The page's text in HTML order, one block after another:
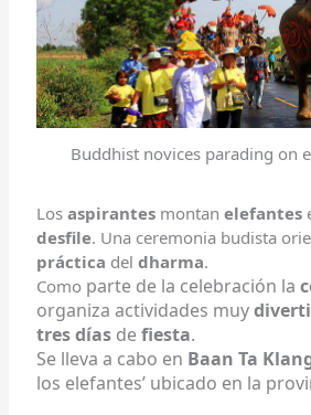
Buddhist novices parading on
Losaspirantes montan elefantes
desfile. Una ceremonia budista
práctica deldharma.
Como parte de la celebración la
organiza actividades muy
tres días defiesta.
Se lleva a cabo en Baan Ta
los elefantes’ ubicado en la